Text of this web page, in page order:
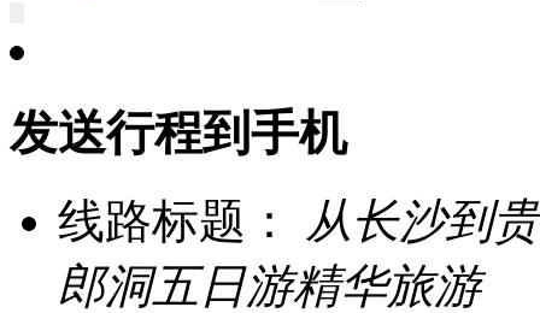
发送行程到手机
线路标题：
从长沙到
郎洞五日游精华旅游